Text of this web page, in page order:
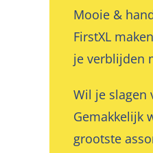
Mooie &
FirstXL
je verblijden
Wil je slagen
Gemakkelijk
grootste